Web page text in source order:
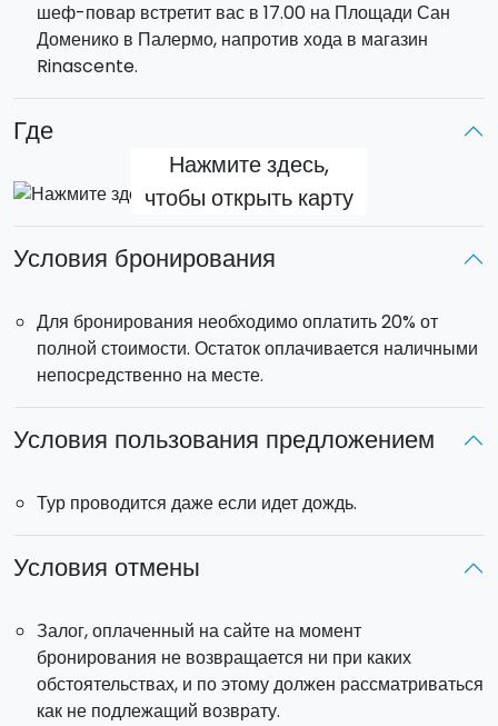
обедиз приготовленных блюд. Во время обеда вам
будут предложены сицилийские вина, идеально
сочетающиеся с приготовленными блюдами. К десерту
будет предложено сладкое винозибиббо(сладкое
ароматное вино) и местное
ликер).
Вы можете принять участие в мастер-классе
во второй половине дня. Утром вы посетите рынок
Меркато дель Капо, а вечером рынок
. После
окончания утреннего мастер-класса вам предложат
шеф-повар встретит вас в 17.00 на Площади Сан
Доменико в Палермо, напротив хода в магазин
Rinascente.
Где
Нажмите здесь,
чтобы открыть карту
Условия бронирования
Для бронирования необходимо оплатить 20% от
полной стоимости. Остаток оплачивается наличными
непосредственно на месте.
Условия пользования предложением
Тур проводится даже если идет дождь.
Условия отмены
Залог, оплаченный на сайте на момент
бронирования не возвращается ни при каких
обстоятельствах, и по этому должен рассматриваться
как не подлежащий возврату.